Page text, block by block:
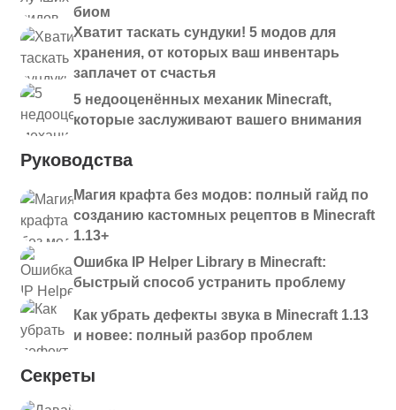
биом
Хватит таскать сундуки! 5 модов для
хранения, от которых ваш инвентарь
заплачет от счастья
5 недооценённых механик Minecraft,
которые заслуживают вашего внимания
Руководства
Магия крафта без модов: полный гайд по
созданию кастомных рецептов в Minecraft
1.13+
Ошибка IP Helper Library в Minecraft:
быстрый способ устранить проблему
Как убрать дефекты звука в Minecraft 1.13
и новее: полный разбор проблем
Секреты